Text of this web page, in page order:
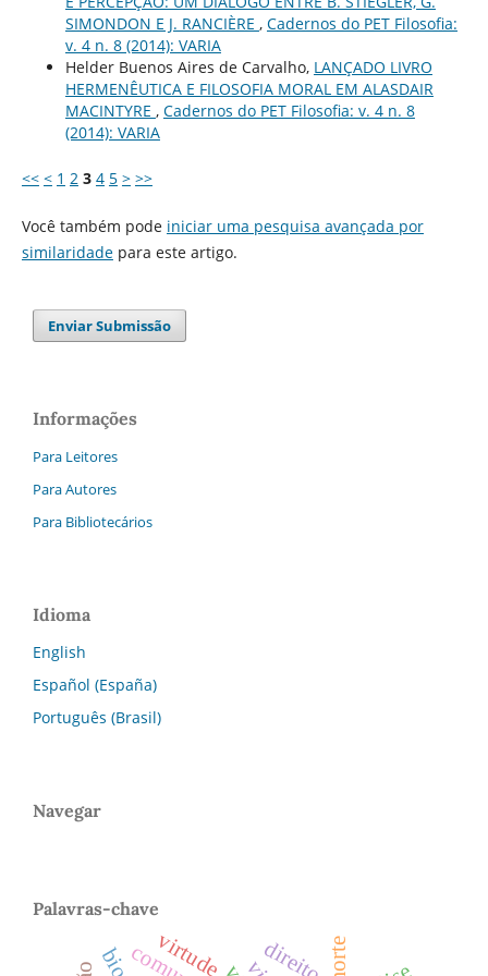
SIMONDON E J. RANCIÈRE , Cadernos do PET Filosofia:
v. 4 n. 8 (2014): VARIA
Helder Buenos Aires de Carvalho, LANÇADO LIVRO
HERMENÊUTICA E FILOSOFIA MORAL EM ALASDAIR
MACINTYRE , Cadernos do PET Filosofia: v. 4 n. 8
(2014): VARIA
<< < 1 2 3 4 5 > >>
Você também pode iniciar uma pesquisa avançada por
similaridadepara este artigo.
Enviar Submissão
Informações
Para Leitores
Para Autores
Para Bibliotecários
Idioma
English
Español (España)
Português (Brasil)
Navegar
Palavras-chave
direito
virtude